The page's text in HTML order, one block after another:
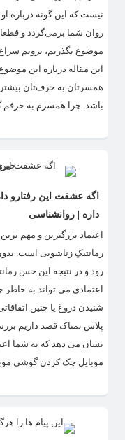
نیست که این گونه درباره
روان شما برمی‌گردد و قطعا
موضوع بگذریم، برویم
این مقاله درباره این
همسرتان به حرف‌تان
باشد. چرا همسرم به حرفم
اگه عشقت این رفتارو
داره | روانشناسی
اعتماد بزرگترین و مهم
رمانتیکِ زناشویی است.
رود و در نتیجه این حس
اعتمادی می‌ تواند به
شنیدن دروغ یا چنین
پلاس نمناک قصد داریم
نشان می‌ دهد که به شما
موبایل چک کردن گوشی